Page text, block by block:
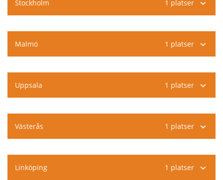
Stockholm 1 platser
,
Malmö 1 platser
Uppsala 1 platser
Västerås 1 platser
Linköping 1 platser